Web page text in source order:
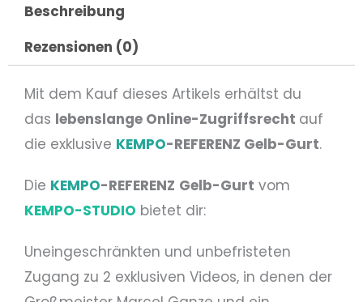
Beschreibung
Rezensionen (0)
Mit dem Kauf dieses Artikels erhältst du
das lebenslange Online-Zugriffsrecht auf
die exklusive KEMPO-REFERENZ Gelb-Gurt.
Die KEMPO-REFERENZ Gelb-Gurt vom
KEMPO-STUDIO bietet dir:
Uneingeschränkten und unbefristeten
Zugang zu 2 exklusiven Videos, in denen der